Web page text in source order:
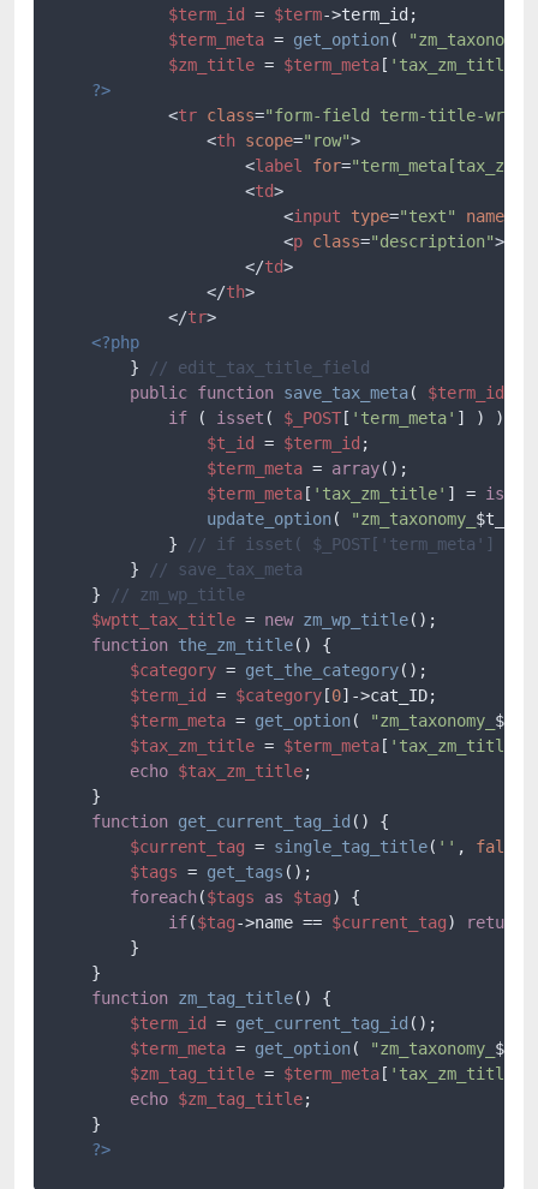
$term_id
= $term->term_id;
$term_meta = get_option( "zm_taxonomy_
$zm_title = $term_meta [ 'tax_zm_title'
?>
<tr class="form-field term-title-wrap"
<th scope="row">
<label for=
<td>
<input type="text" name
<p class="description">
</td>
</th>
</tr>
<?php
        }
// edit_tax_title_field
public function save_tax_meta( $term_id
if ( isset ( $_POST [ 'term_meta' ] ) ) {
$t_id
= $term_id ;
$term_meta = array();
$term_meta [ 'tax_zm_title' ] = isset
update_option( "zm_taxonomy_ $t_id
            }
// if isset( $_POST['term_meta'] )
        }
// save_tax_meta
    }
// zm_wp_title
$wptt_tax_title = new zm_wp_title();
function the_zm_title( ) {
$category = get_the_category();
$term_id
= $category [0]->cat_ID;
$term_meta = get_option( "zm_taxonomy_
$tax_zm_title = $term_meta [ 'tax_zm_title'
echo $tax_zm_title;
    }
function get_current_tag_id ( ) {
$current_tag = single_tag_title( '' , false
$tags = get_tags ();
foreach($tags as $tag) {
if($tag->name == $current_tag) return
        }
    }
function zm_tag_title( ) {
$term_id
= get_current_tag_id ();
$term_meta = get_option( "zm_taxonomy_
$zm_tag_title = $term_meta [ 'tax_zm_title'
echo $zm_tag_title;
    }
?>